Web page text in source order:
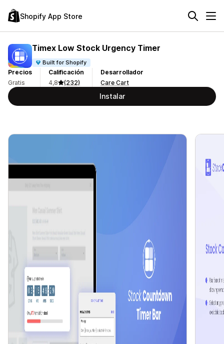
Shopify App Store
Timex Low Stock Urgency Timer
Built for Shopify
Precios
Gratis
Calificación
4,8
(232)
Desarrollador
Care Cart
Instalar